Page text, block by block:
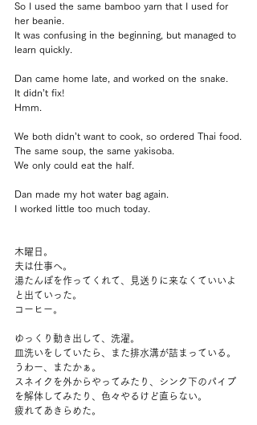
So I used the same bamboo yarn that I used for
her beanie.
It was confusing in the beginning, but managed to
learn quickly.
Dan came home late, and worked on the snake.
It didn’t fix!
Hmm.
We both didn’t want to cook, so ordered Thai food.
The same soup, the same yakisoba.
We only could eat the half.
Dan made my hot water bag again.
I worked little too much today.
木曜日。
夫は仕事へ。
湯たんぽを作ってくれて、見送りに来なくていいよ
と出ていった。
コーヒー。
ゆっくり動き出して、洗濯。
皿洗いをしていたら、また排水溝が詰まっている。
うわー、またかぁ。
スネイクを外からやってみたり、シンク下のパイプ
を解体してみたり、色々やるけど直らない。
疲れてあきらめた。